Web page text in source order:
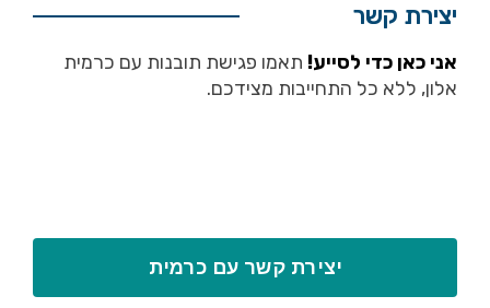
יצירת קשר
אני כאן כדי לסייע! תאמו פגישת תובנות עם כרמית
אלון, ללא כל התחייבות מצידכם.
יצירת קשר עם כרמית